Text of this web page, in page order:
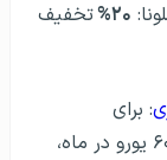
۲۰%
تخفیف
: برای
دانشجویان دکترا کمک هزینه تحرک ۶۰۰ یورو در ماه،